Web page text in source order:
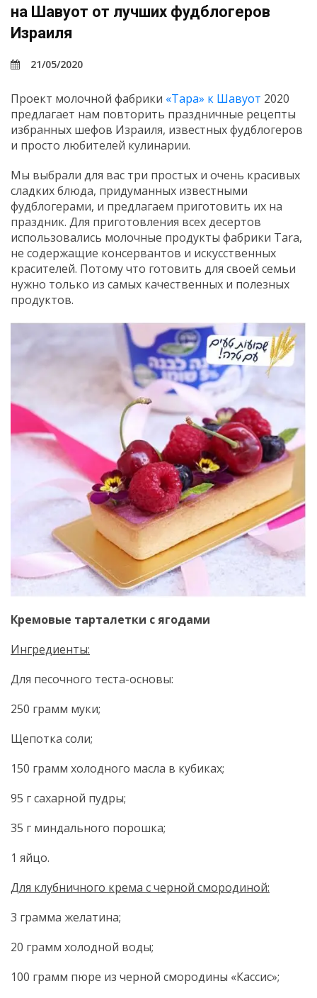
на Шавуот от лучших фудблогеров
Израиля
21/05/2020
Проект молочной фабрики «Тара» к Шавуот 2020
предлагает нам повторить праздничные рецепты
избранных шефов Израиля, известных фудблогеров
и просто любителей кулинарии.
Мы выбрали для вас три простых и очень красивых
сладких блюда, придуманных известными
фудблогерами, и предлагаем приготовить их на
праздник. Для приготовления всех десертов
использовались молочные продукты фабрики Tara,
не содержащие консервантов и искусственных
красителей. Потому что готовить для своей семьи
нужно только из самых качественных и полезных
продуктов.
Кремовые тарталетки с ягодами
Ингредиенты:
Для песочного теста-основы:
250 грамм муки;
Щепотка соли;
150 грамм холодного масла в кубиках;
95 г сахарной пудры;
35 г миндального порошка;
1 яйцо.
Для клубничного крема с черной смородиной:
3 грамма желатина;
20 грамм холодной воды;
100 грамм пюре из черной смородины «Кассис»;